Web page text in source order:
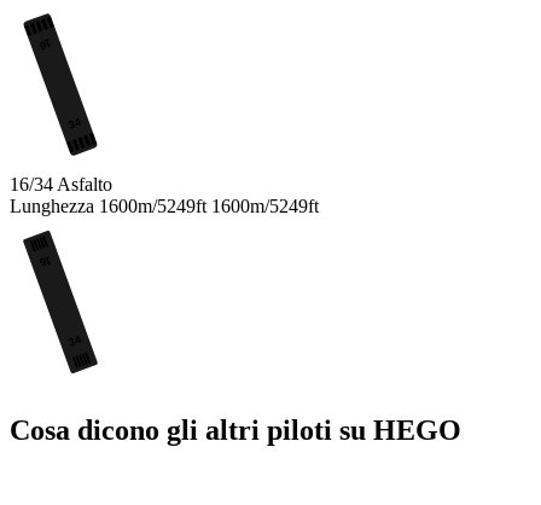
34
16
16/34 Asfalto
Lunghezza 1600m/5249ft 1600m/5249ft
34
16
Cosa dicono gli altri piloti su HEGO